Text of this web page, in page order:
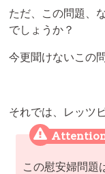
ただ、この問題、
でしょうか？
今更聞けないこの
それでは、レッツ
この慰安婦問